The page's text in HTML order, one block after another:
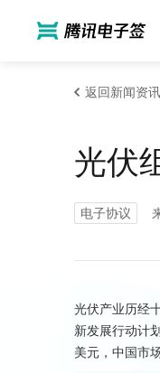
返回新闻资讯
光伏
电子协议
光伏产业历经
新发展行动计
美元，中国市